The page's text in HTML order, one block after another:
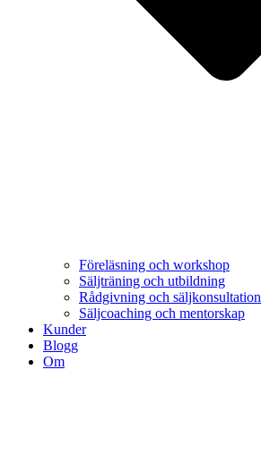
Föreläsning och workshop
Säljträning och utbildning
Rådgivning och säljkonsultation
Säljcoaching och mentorskap
Kunder
Blogg
Om